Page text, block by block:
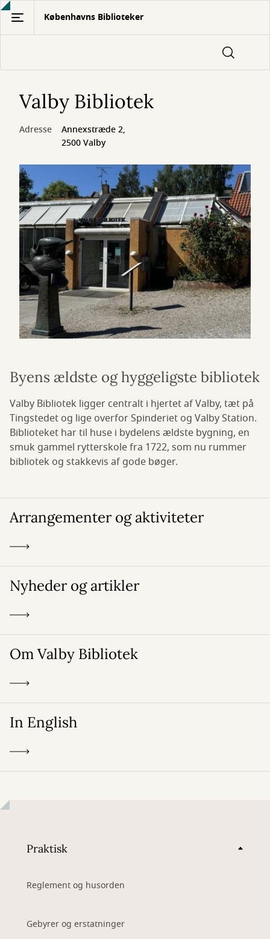
Gå
hovedindhold
Københavns Biblioteker
Valby Bibliotek
Adresse
Annexstræde 2,
2500 Valby
Byens ældste og hyggeligste bibliotek
Valby Bibliotek ligger centralt i hjertet af Valby, tæt på
Tingstedet og lige overfor Spinderiet og Valby Station.
Biblioteket har til huse i bydelens ældste bygning, en
smuk gammel rytterskole fra 1722, som nu rummer
bibliotek og stakkevis af gode bøger.
Arrangementer og aktiviteter
Nyheder og artikler
Om Valby Bibliotek
In English
Praktisk
Reglement og husorden
Gebyrer og erstatninger